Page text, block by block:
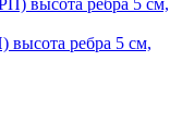
ребра 5 см,